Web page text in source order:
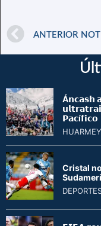
ANTERIOR
Á𝗻𝗰𝗮𝘀𝗵
𝗣𝗮𝗰í𝗳𝗶𝗰𝗼
HUARMEY
Cristal